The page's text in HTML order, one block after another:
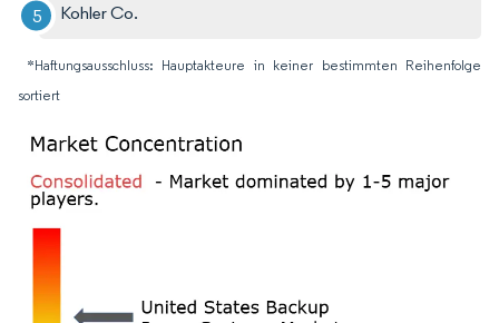
Kohler Co.
*Haftungsausschluss: Hauptakteure in keiner bestimmten Reihenfolge
sortiert